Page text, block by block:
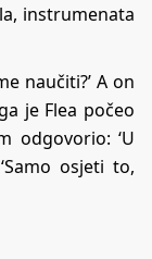
instrumenata
naučiti?’ A on
je Flea počeo
odgovorio: ‘U
osjeti to,